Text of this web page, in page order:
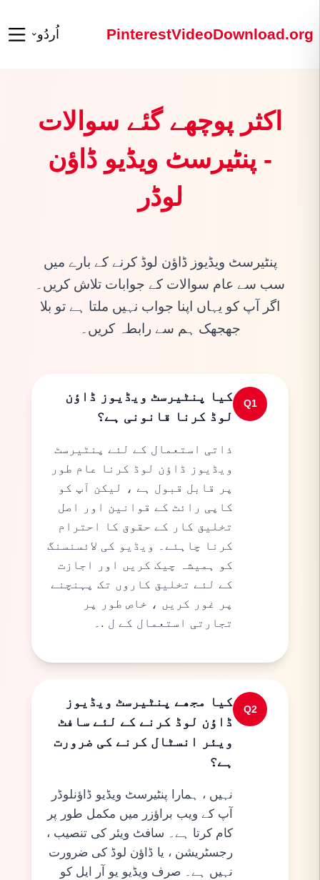
PinterestVideoDownload.org اُردُو
اکثر پوچھے گئے سوالات
- پنٹیرسٹ ویڈیو ڈاؤن
لوڈر
پنٹیرسٹ ویڈیوز ڈاؤن لوڈ کرنے کے بارے میں
سب سے عام سوالات کے جوابات تلاش کریں۔
اگر آپ کو یہاں اپنا جواب نہیں ملتا ہے تو بلا
جھجھک ہم سے رابطہ کریں۔
Q1
کیا پنٹیرسٹ ویڈیوز ڈاؤن
لوڈ کرنا قانونی ہے؟
ذاتی استعمال کے لئے پنٹیرسٹ
ویڈیوز ڈاؤن لوڈ کرنا عام طور
پر قابل قبول ہے ، لیکن آپ کو
کاپی رائٹ کے قوانین اور اصل
تخلیق کار کے حقوق کا احترام
کرنا چاہئے۔ ویڈیو کی لائسنسنگ
کو ہمیشہ چیک کریں اور اجازت
کے لئے تخلیق کاروں تک پہنچنے
پر غور کریں ، خاص طور پر
تجارتی استعمال کے ل .۔
Q2
کیا مجھے پنٹیرسٹ ویڈیوز
ڈاؤن لوڈ کرنے کے لئے سافٹ
ویئر انسٹال کرنے کی ضرورت
ہے؟
نہیں ، ہمارا پنٹیرسٹ ویڈیو ڈاؤنلوڈر
آپ کے ویب براؤزر میں مکمل طور پر
کام کرتا ہے۔ سافٹ ویئر کی تنصیب ،
رجسٹریشن ، یا ڈاؤن لوڈ کی ضرورت
نہیں ہے۔ صرف ویڈیو یو آر ایل کو